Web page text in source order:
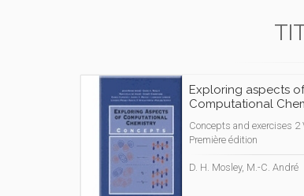
Exploring aspects of
Computational
Concepts and exercises 2
Première édition
D. H. Mosley, M.-C. André